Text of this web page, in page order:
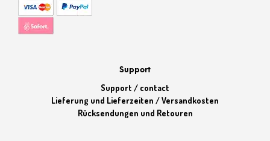
Support
Support / contact
Lieferung und Lieferzeiten / Versandkosten
Rücksendungen und Retouren